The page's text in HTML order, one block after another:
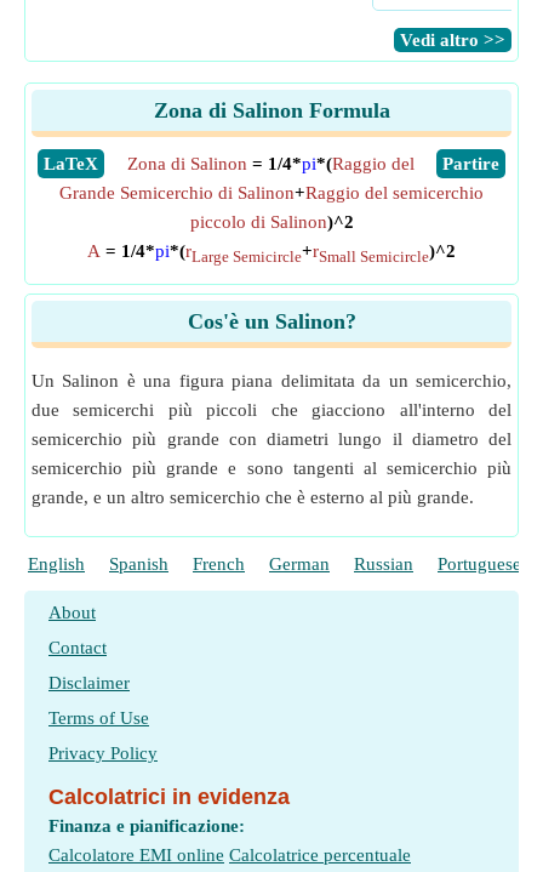
​Vedi altro >>
Zona di Salinon Formula
​LaTeX ​Partire
Zona di Salinon = 1/4*pi*(Raggio del
Grande Semicerchio di Salinon+Raggio del semicerchio
piccolo di Salinon)^2
A = 1/4*pi*(rLarge Semicircle+rSmall Semicircle)^2
Cos'è un Salinon?
Un Salinon è una figura piana delimitata da un semicerchio,
due semicerchi più piccoli che giacciono all'interno del
semicerchio più grande con diametri lungo il diametro del
semicerchio più grande e sono tangenti al semicerchio più
grande, e un altro semicerchio che è esterno al più grande.
English Spanish French German Russian Portuguese
About
Contact
Disclaimer
Terms of Use
Privacy Policy
Calcolatrici in evidenza
Finanza e pianificazione:
Calcolatore EMI online Calcolatrice percentuale